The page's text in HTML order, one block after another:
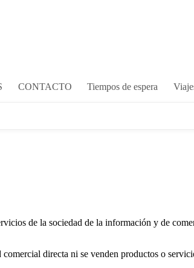
CONTACTO Tiempos de espera
de la sociedad de la información y de
directa ni se venden productos o